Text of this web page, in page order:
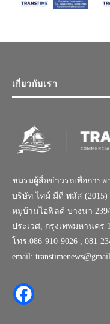
เกี่ยวกับเรา
ชมรมผู้สื่อข่าวรถเพื่อการ
บริษัท ไทม์ มีดี พลัส (2015)
หมู่บ้านไอฟีลด์ บางนา
ประเวศ, กรุงเทพมหานคร
โทร.086-910-9026 , 081-
email: